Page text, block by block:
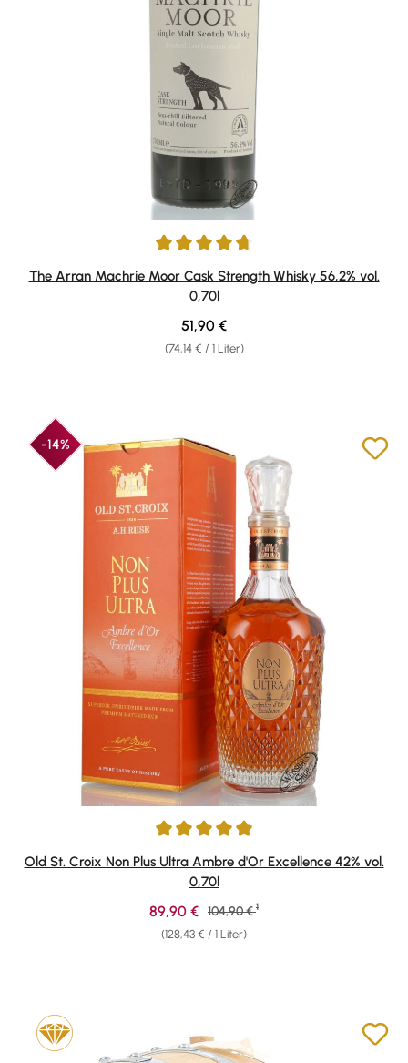
Durchschnittliche Bewertung von 4.8 von 5 Sternen
The Arran Machrie Moor Cask Strength Whisky 56,2% vol.
0,70l
(74,14 € / 1 Liter)
Regulärer Preis:
51,90 €
-14%
Durchschnittliche Bewertung von 4.89 von 5 Sternen
Old St. Croix Non Plus Ultra Ambre d'Or Excellence 42% vol.
0,70l
(128,43 € / 1 Liter)
Verkaufspreis:
89,90 € Regulärer Preis:
104,90 € 1